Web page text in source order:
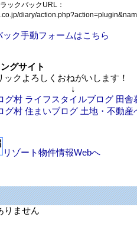
ックバックURL：
diary/
ック手動フォームはこちら
グサイト
クよろしくおねがいします！
↓
リゾート物件情報Webへ
りません